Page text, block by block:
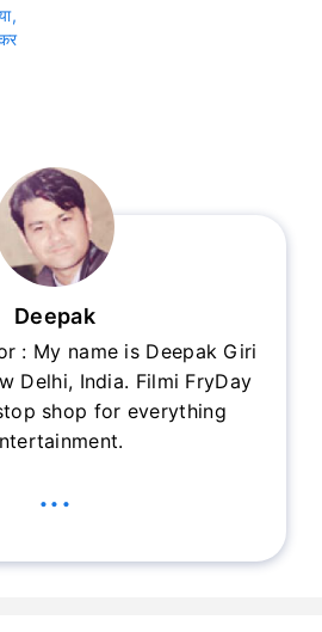
Deepak
: My name is Deepak Giri
Delhi, India. Filmi FryDay
shop for everything
...